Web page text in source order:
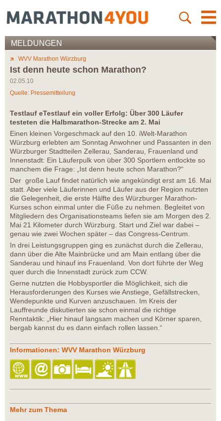
MELDUNGEN
WVV Marathon Würzburg
Ist denn heute schon Marathon?
02.05.10
Quelle: Pressemitteilung
Testlauf eTestlauf ein voller Erfolg: Über 300 Läufer
testeten die Halbmarathon-Strecke am 2. Mai
Einen kleinen Vorgeschmack auf den 10. iWelt-Marathon
Würzburg erlebten am Sonntag Anwohner und Passanten in den
Würzburger Stadtteilen Zellerau, Sanderau, Frauenland und
Innenstadt: Ein Läuferpulk von über 300 Sportlern entlockte so
manchem die Frage: „Ist denn heute schon Marathon?“
Der große Lauf findet natürlich wie angekündigt erst am 16. Mai
statt. Aber viele Läuferinnen und Läufer aus der Region nutzten
die Gelegenheit, die erste Hälfte des Würzburger Marathon-
Kurses schon einmal unter die Füße zu nehmen. Begleitet von
Mitgliedern des Organisationsteams liefen sie am Morgen des 2.
Mai 21 Kilometer durch Würzburg. Start und Ziel war dabei –
genau wie zwei Wochen später – das Congress-Centrum.
In drei Leistungsgruppen ging es zunächst durch die Zellerau,
dann über die Alte Mainbrücke und am Main entlang über die
Sanderau und hinauf ins Frauenland. Von dort führte der Weg
quer durch die Innenstadt zurück zum CCW.
Gerne nutzten die Hobbysportler die Möglichkeit, sich die
Herausforderungen des Kurses wie Anstiege, Gefällstrecken,
Wendepunkte und Kurven anzuschauen. Im Kreis der
Lauffreunde diskutierten sie schon einmal die richtige
Renntaktik: „Hier hinauf langsam machen und Körner sparen,
bergab kannst du es dann einfach rollen lassen.“
Informationen: WVV Marathon Würzburg
Mehr zum Thema